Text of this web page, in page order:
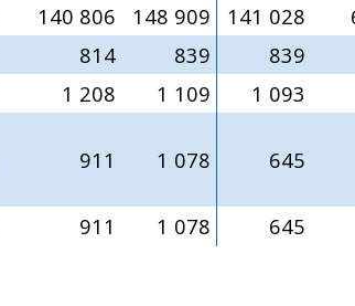
140 806 148 909 141 028
814 839 839
1 208 1 109 1 093
911 1 078 645
911 1 078 645